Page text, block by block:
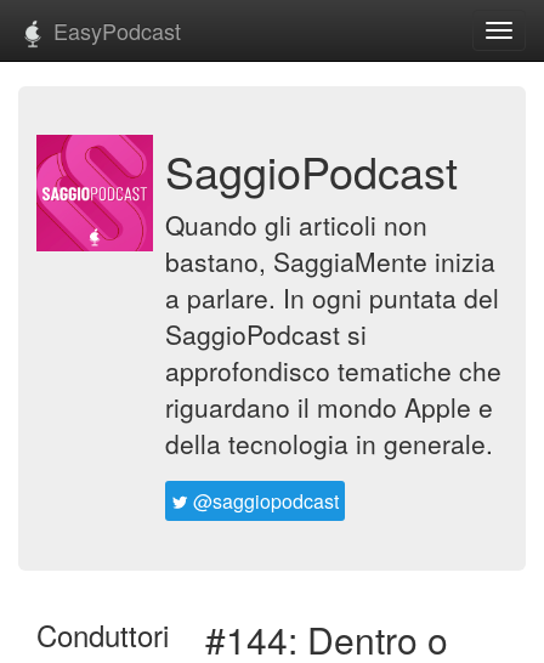
EasyPodcast
SaggioPodcast
Quando gli articoli non
bastano, SaggiaMente inizia
a parlare. In ogni puntata del
SaggioPodcast si
approfondisco tematiche che
riguardano il mondo Apple e
della tecnologia in generale.
@saggiopodcast
Conduttori #144: Dentro o